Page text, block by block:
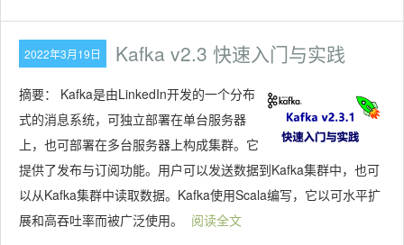
2022年3月19日 Kafka v2.3 快速入门与实践
摘要： Kafka是由LinkedIn开发的一个分布
式的消息系统，可独立部署在单台服务器
上，也可部署在多台服务器上构成集群。它
提供了发布与订阅功能。用户可以发送数据到Kafka集群中，也可
以从Kafka集群中读取数据。Kafka使用Scala编写，它以可水平扩
展和高吞吐率而被广泛使用。
阅读全文